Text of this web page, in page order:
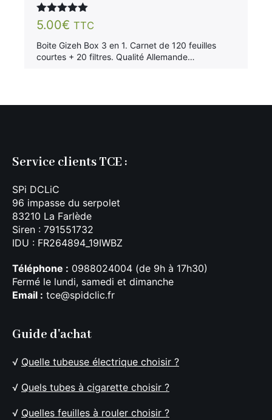
Note5.00
sur 5
5.00€ TTC
Boite Gizeh Box 3 en 1. Carnet de 120 feuilles
courtes + 20 filtres. Qualité Allemande…
Service clients TCE :
SPi DCLiC
96 impasse du serpolet
83210 La Farlède
Siren : 791551732
IDU : FR264894_19IWBZ
Téléphone : 0988024004 (de 9h à 17h30)
Fermé le lundi, samedi et dimanche
Email : tce@spidclic.fr
Guide d'achat
√ Quelle tubeuse électrique choisir ?
√ Quels tubes à cigarette choisir ?
√ Quelles feuilles à rouler choisir ?